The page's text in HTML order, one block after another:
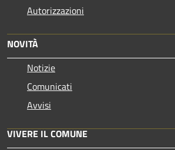
Autorizzazioni
NOVITÀ
Notizie
Comunicati
Avvisi
VIVERE IL COMUNE